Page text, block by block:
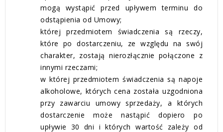
mogą wystąpić przed upływem terminu do
odstąpienia od Umowy;
której przedmiotem świadczenia są rzeczy,
które po dostarczeniu, ze względu na swój
charakter, zostają nierozłącznie połączone z
innymi rzeczami;
w której przedmiotem świadczenia są napoje
alkoholowe, których cena została uzgodniona
przy zawarciu umowy sprzedaży, a których
dostarczenie może nastąpić dopiero po
upływie 30 dni i których wartość zależy od